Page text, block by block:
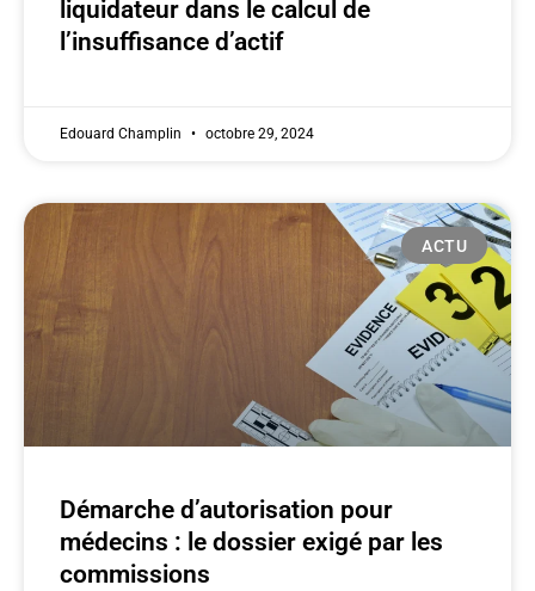
liquidateur dans le calcul de
l’insuffisance d’actif
Edouard Champlin octobre 29, 2024
ACTU
Démarche d’autorisation pour
médecins : le dossier exigé par les
commissions